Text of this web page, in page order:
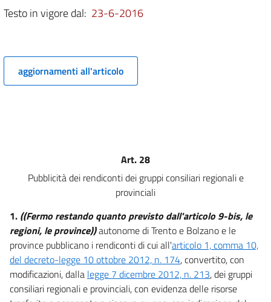
5 bis
Pubblicazione dei dati, delle informazioni e dei documenti))
6
9 bis
11
12
Capo II
Obblighi di pubblicazione concernenti l'organizzazione e l'attività
delle pubbliche amministrazioni
Testo in vigore dal: 23-6-2016
aggiornamenti all'articolo
Art. 28
Pubblicità dei rendiconti dei gruppi consiliari regionali e
provinciali
1. ((Fermo restando quanto previsto dall'articolo 9-bis, le
regioni, le province))autonome di Trento e Bolzano e le
province pubblicano i rendiconti di cui all'articolo 1, comma 10,
del decreto-legge 10 ottobre 2012, n. 174, convertito, con
modificazioni, dalla legge 7 dicembre 2012, n. 213, dei gruppi
consiliari regionali e provinciali, con evidenza delle risorse